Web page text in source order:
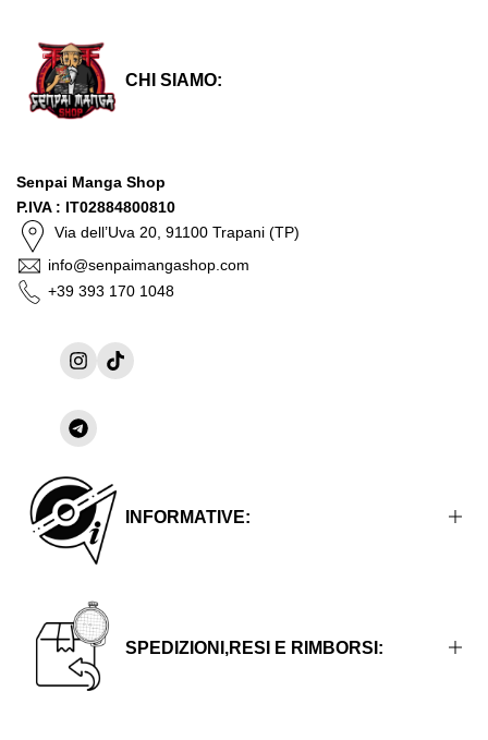
CHI SIAMO:
Senpai Manga Shop
P.IVA : IT02884800810
Via dell’Uva 20, 91100 Trapani (TP)
info@senpaimangashop.com
+39 393 170 1048
Instagram
TikTok
Condividi
su
INFORMATIVE:
Informative Legali
Informative sulla Privacy
Termini e Condizioni del Servizio
Metodi di Pagamento Disponibili
SPEDIZIONI,RESI E RIMBORSI: